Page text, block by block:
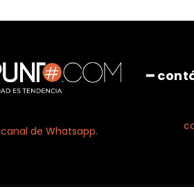
de Whatsapp.
━